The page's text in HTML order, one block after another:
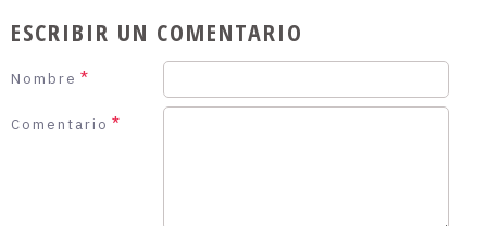
ESCRIBIR UN COMENTARIO
Nombre
Comentario